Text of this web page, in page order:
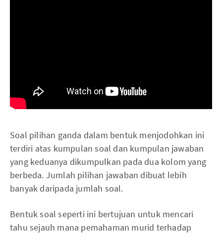
Soal pilihan ganda dalam bentuk menjodohkan ini
terdiri atas kumpulan soal dan kumpulan jawaban
yang keduanya dikumpulkan pada dua kolom yang
berbeda. Jumlah pilihan jawaban dibuat lebih
banyak daripada jumlah soal.
Bentuk soal seperti ini bertujuan untuk mencari
tahu sejauh mana pemahaman murid terhadap